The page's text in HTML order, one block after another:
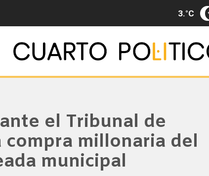
3.°C
el Tribunal de
compra millonaria del
municipal